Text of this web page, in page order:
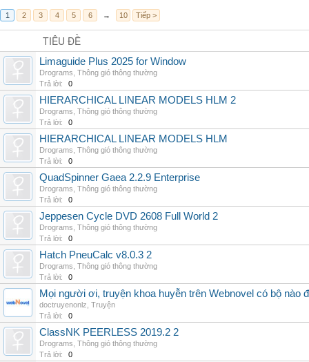
1 2 3 4 5 6 → 10 Tiếp >
TIÊU ĐỀ
Limaguide Plus 2025 for Window
Drograms Thông gió thông thường
Trả lời:
0
HIERARCHICAL LINEAR MODELS HLM 2
Drograms Thông gió thông thường
Trả lời:
0
HIERARCHICAL LINEAR MODELS HLM
Drograms Thông gió thông thường
Trả lời:
0
QuadSpinner Gaea 2.2.9 Enterprise
Drograms Thông gió thông thường
Trả lời:
0
Jeppesen Cycle DVD 2608 Full World 2
Drograms Thông gió thông thường
Trả lời:
0
Hatch PneuCalc v8.0.3 2
Drograms Thông gió thông thường
Trả lời:
0
Mọi người ơi, truyện khoa huyễn trên Webnovel có bộ nào
doctruyenonlz Truyện
Trả lời:
0
ClassNK PEERLESS 2019.2 2
Drograms Thông gió thông thường
Trả lời:
0